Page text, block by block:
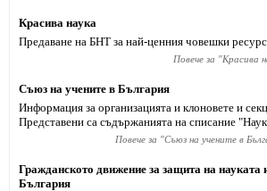
Красива наука
Предаване на БНТ за най-ценния човешки
Повече за "Красива
Съюз на учените в България
Информация за организацията и клоновете и
Представени са съдържанията на списание
Повече за "Съюз на учените в
Гражданското движение за защита на науката
България